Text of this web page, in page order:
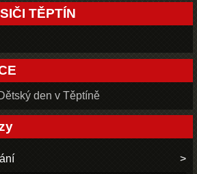
TĚPTÍN
den v Těptíně